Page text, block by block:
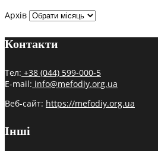
Архів
Контакти
Тел: +38 (044) 599-000-5
E-mail: info@mefodiy.org.ua
Веб-сайт: https://mefodiy.org.ua
Інші